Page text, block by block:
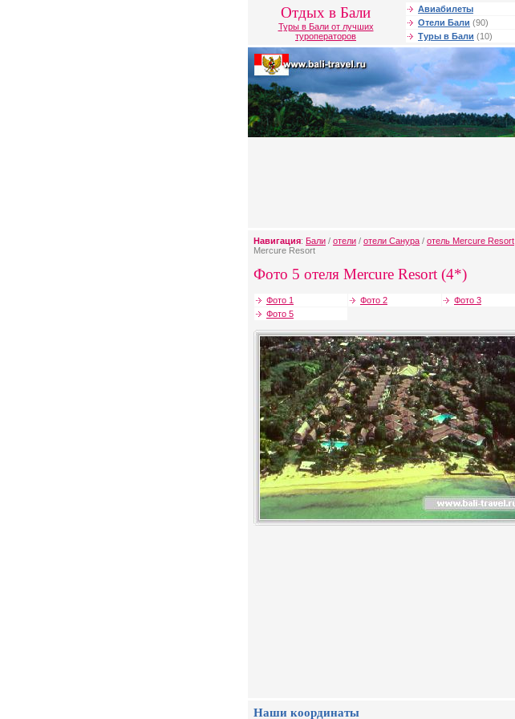
Отдых в Бали
Туры в Бали от лучших
туроператоров
Авиабилеты
Отели Бали (90)
Туры в Бали (10)
Навигация: Бали / отели / отели Санура / отель Mercure Resort
Mercure Resort
Фото 5 отеля Mercure Resort (4*)
Фото 1 Фото 2 Фото 3
Фото 5
Наши координаты